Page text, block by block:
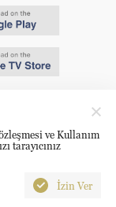
ve Kullanım
tarayıcınız
İzin Ver